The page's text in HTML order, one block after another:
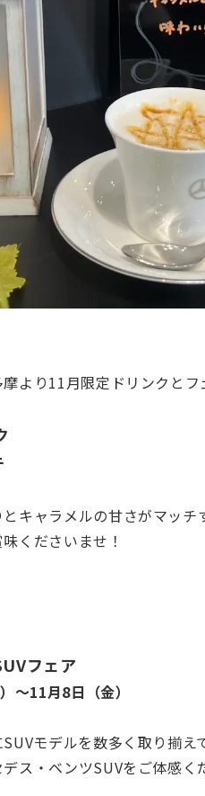
より11月限定ドリンクとフ
キャラメルの甘さがマッチ
くださいませ！
フェア
～11月8日（金）
モデルを数多く取り揃え
ス・ベンツSUVをご体感く